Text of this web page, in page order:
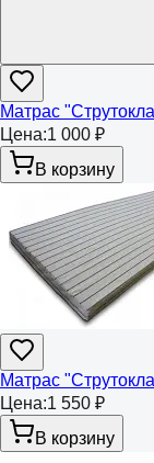
Матрас
Цена:1 000 ₽
В корзину
Матрас
Цена:1 550 ₽
В корзину